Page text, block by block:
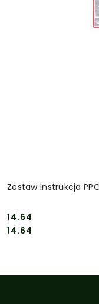
Zestaw Instrukcja
Cena:
14.64
Cena:
14.64